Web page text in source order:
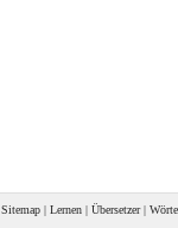
Sitemap | Lernen | Übersetzer|